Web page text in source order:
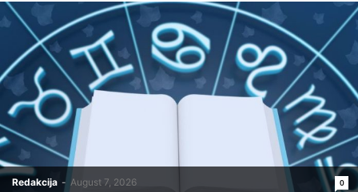
Redakcija - August 7, 2026 0